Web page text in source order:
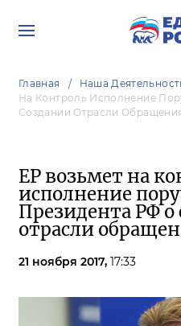
Главная Наша
На Контроль Исполнение
Создании Отрасли
ЕР возьмет на
исполнение
Президента РФ о
отрасли
21 ноября 2017, 17:33